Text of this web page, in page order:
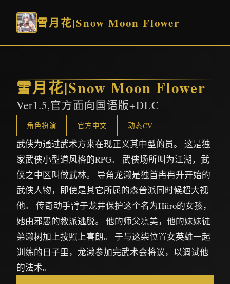
雪月花|Snow Moon Flower
雪月花|Snow Moon Flower
Ver1.5,官方面向国语版+DLC
角色扮演 官方中文 动态CV
武侠为通过武术方来在现正义其中型的员。 这是独
家武侠小型道风格的RPG。 武侠场所叫为江湖，武
侠之中区叫做武林。 导角龙濑是独首冉冉升开始的
武侠人物，即使是其它所属的森普派同时候超大视
他。 传奇动手臂于龙井保护这个名为Hiiro的女孩，
她由邪恶的教派逃脱。 他的师父凛美，他的妹妹徒
弟濑树加上按照上喜朗。 于与这柒位置女英雄一起
训练的日子里，龙濑参加完武术会将议，以调试他
的法术。